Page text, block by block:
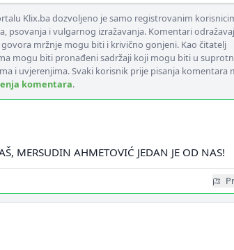
Klix.ba dozvoljeno je samo registrovanim
psovanja i vulgarnog izražavanja. Komentari
mržnje mogu biti i krivično gonjeni. Kao čitatelj
mogu biti pronađeni sadržaji koji mogu biti u
i uvjerenjima. Svaki korisnik prije pisanja komentara
komentara.
MERSUDIN AHMETOVIĆ JEDAN JE OD NAS!